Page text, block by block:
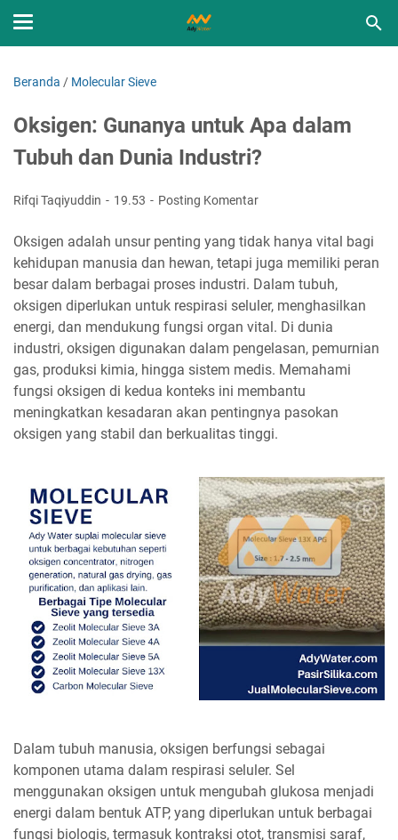
Beranda / Molecular Sieve
Oksigen: Gunanya untuk Apa dalam
Tubuh dan Dunia Industri?
Rifqi Taqiyuddin 19.53 Posting Komentar
Oksigen adalah unsur penting yang tidak hanya vital bagi
kehidupan manusia dan hewan, tetapi juga memiliki peran
besar dalam berbagai proses industri. Dalam tubuh,
oksigen diperlukan untuk respirasi seluler, menghasilkan
energi, dan mendukung fungsi organ vital. Di dunia
industri, oksigen digunakan dalam pengelasan, pemurnian
gas, produksi kimia, hingga sistem medis. Memahami
fungsi oksigen di kedua konteks ini membantu
meningkatkan kesadaran akan pentingnya pasokan
oksigen yang stabil dan berkualitas tinggi.
Dalam tubuh manusia, oksigen berfungsi sebagai
komponen utama dalam respirasi seluler. Sel
menggunakan oksigen untuk mengubah glukosa menjadi
energi dalam bentuk ATP, yang diperlukan untuk berbagai
fungsi biologis, termasuk kontraksi otot, transmisi saraf,